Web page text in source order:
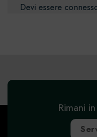
Devi essere
Rimani